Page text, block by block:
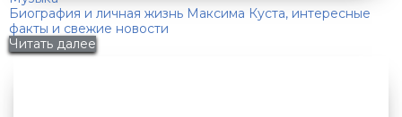
Биография и личная жизнь Максима Куста, интересные
факты и свежие новости
Читать далее